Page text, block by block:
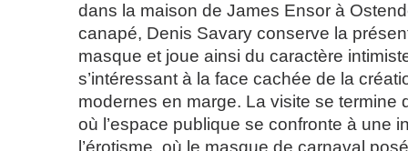
dans la maison de James Ensor à
canapé, Denis Savary conserve la
masque et joue ainsi du caractère
s’intéressant à la face cachée de la
modernes en marge. La visite se termine
où l’espace publique se confronte à une
l’érotisme, où le masque de carnaval